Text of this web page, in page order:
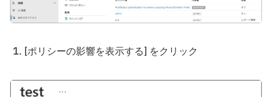
[ポリシーの影響を表示する] をクリック